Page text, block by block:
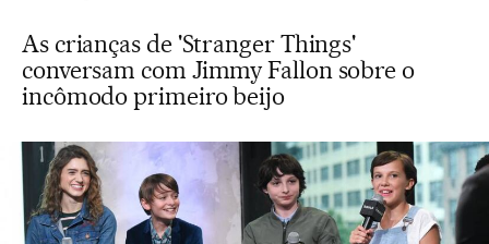
As crianças de 'Stranger Things'
conversam com Jimmy Fallon sobre o
incômodo primeiro beijo